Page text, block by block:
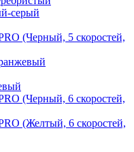
серый
(Черный, 5 скоростей,
(Черный, 6 скоростей,
(Желтый, 6 скоростей,